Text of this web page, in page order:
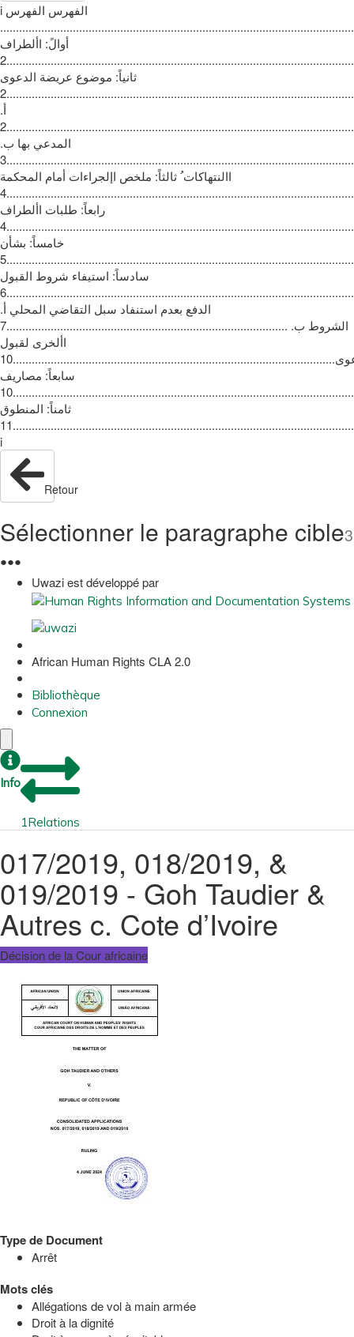
‫الفهرس‬ ‫الفهرس ‪i
‫أوالً‪ :‬األطراف
‫ثانياً‪ :‬موضوع عريضة الدعوى
‫أ‪.‬‬
‫ب‪.‬‬ ‫المدعي بها
‫االنتهاكات ُ‬ ‫ثالثاً‪ :‬ملخص اإلجراءات أمام المحكمة
‫رابعاً‪ :‬طلبات األطراف
‫خامساً‪ :‬بشأن
‫سادساً‪ :‬استيفاء شروط القبول
‫أ‪.‬‬ ‫الدفع بعدم استنفاد سبل التقاضي المحلي
‪7.........................................................................................‬‬ ‫ب‪.‬‬ ‫الشروط
األخرى لقبول
الدعوى‪10......................................................................................................‬‬
‫سابعاً‪ :‬مصاريف
‫ثامناً‪ :‬المنطوق
Retour
Sélectionner le paragraphe cible3
●●●
Uwazi est développé par
African Human Rights CLA 2.0
Bibliothèque
Connexion
Info
1Relations
017/2019, 018/2019, &
019/2019 - Goh Taudier &
Autres c. Cote d’Ivoire
Décision de la Cour africaine
Type de Document
Arrêt
Mots clés
Allégations de vol à main armée
Droit à la dignité